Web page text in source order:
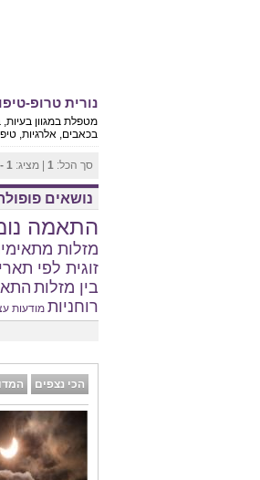
נורית טרופ-
מטפלת במגוון בעיות,
בכאבים, אלרגיות,
סך הכל: 1 | מציג: 1 - 1
נושאים
התאמה
מזלות
זוגית לפי
בין מזלות
רוחניות מודעות
הכי נצפים